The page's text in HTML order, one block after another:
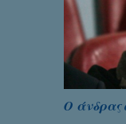
Ο άνδρας